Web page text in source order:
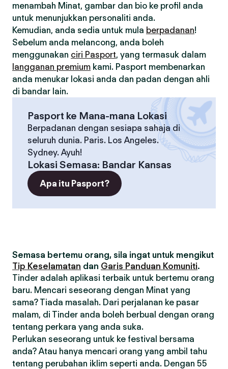
menambah Minat, gambar dan bio ke profil anda
untuk menunjukkan personaliti anda.
Kemudian, anda sedia untuk mula berpadanan!
Sebelum anda melancong, anda boleh
menggunakan ciri Pasport, yang termasuk dalam
langganan premium kami. Pasport membenarkan
anda menukar lokasi anda dan padan dengan ahli
di bandar lain.
Pasport ke Mana-mana Lokasi
Berpadanan dengan sesiapa sahaja di
seluruh dunia. Paris. Los Angeles.
Sydney. Ayuh!
Lokasi Semasa: Bandar Kansas
Apa itu Pasport?
Semasa bertemu orang, sila ingat untuk mengikut
Tip Keselamatan dan Garis Panduan Komuniti.
Tinder adalah aplikasi terbaik untuk bertemu orang
baru. Mencari seseorang dengan Minat yang
sama? Tiada masalah. Dari perjalanan ke pasar
malam, di Tinder anda boleh berbual dengan orang
tentang perkara yang anda suka.
Perlukan seseorang untuk ke festival bersama
anda? Atau hanya mencari orang yang ambil tahu
tentang perubahan iklim seperti anda. Dengan 55